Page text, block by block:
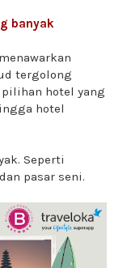
banyak
tergolong
pilihan hotel yang
hotel
Seperti
pasar seni.